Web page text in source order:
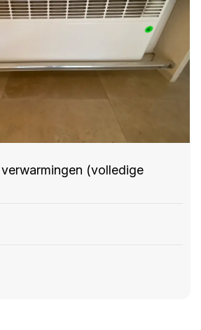
(volledige